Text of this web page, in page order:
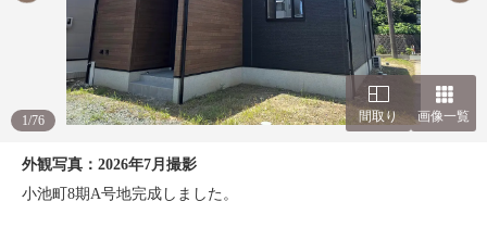
1/76 間取り 画像一覧
外観写真：2026年7月撮影
小池町8期A号地完成しました。